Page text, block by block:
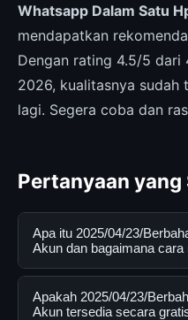
Whatsapp Dalam Satu
mendapatkan
Dengan rating 4.5/5
2026, kualitasnya
lagi. Segera coba dan
Pertanyaan yang
Apa itu 2025/04/23/
Akun dan bagaimana
2025/04/23/Berbahaya
layanan digital yang
Apakah 2025/04/23/
Akun tersedia secara